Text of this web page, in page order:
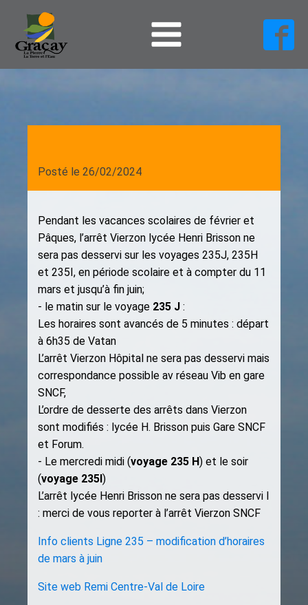
Posté le 26/02/2024
Pendant les vacances scolaires de février et
Pâques, l’arrêt Vierzon lycée Henri Brisson ne
sera pas desservi sur les voyages 235J, 235H
et 235I, en période scolaire et à compter du 11
mars et jusqu’à fin juin;
- le matin sur le voyage 235 J :
Les horaires sont avancés de 5 minutes : départ
à 6h35 de Vatan
L’arrêt Vierzon Hôpital ne sera pas desservi mais
correspondance possible av réseau Vib en gare
SNCF,
L’ordre de desserte des arrêts dans Vierzon
sont modifiés : lycée H. Brisson puis Gare SNCF
et Forum.
- Le mercredi midi (voyage 235 H) et le soir
(voyage 235I)
L’arrêt lycée Henri Brisson ne sera pas desservi l
: merci de vous reporter à l’arrêt Vierzon SNCF
Info clients Ligne 235 – modification d’horaires
de mars à juin
Site web Remi Centre-Val de Loire